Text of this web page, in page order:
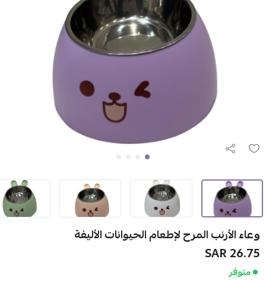
وعاء الأرنب المرح لإطعام الحيوانات الأليفة
26.75 SAR
متوفر